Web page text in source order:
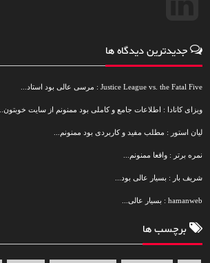
جدیدترین دیدگاه ها
Justice League vs. the Fatal Five : مرسی عالی بود استاد...
ویزای کانادا : اطلاعات جامع و کاملی بود ممنونم از سایت خوبتون...
لیان استور : مطلب مفید و کاربردی بود ممنونم...
نمره برتر : واقعا ممنونم...
شریف بار : بسیار عالی بود...
hamanweb : بسیار عالی...
برچسب ها